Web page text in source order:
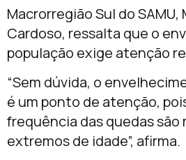
Macrorregião Sul do SAMU,
Cardoso, ressalta que o
população exige atenção
“Sem dúvida, o
é um ponto de atenção,
frequência das quedas são
extremos de idade”, afirma.